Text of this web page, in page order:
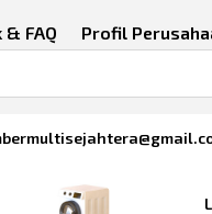
& FAQ Profil